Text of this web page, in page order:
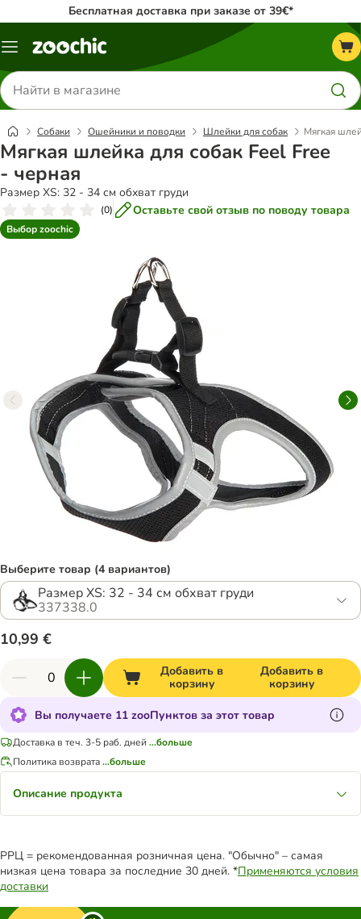
Бесплатная доставка при заказе от 39€*
Каталог
Поиск
товаров
Собаки Ошейники и поводки Шлейки для собак Мягкая
Мягкая шлейка для собак Feel Free
- черная
Размер XS: 32 - 34 см обхват груди
(0) Оставьте свой отзыв по поводу товара
Выбор zoochic
Выберите товар (4 вариантов)
Размер XS: 32 - 34 см обхват груди
337338.0
10,99 €
Добавить в
корзину
Добавить в
корзину
Вы получаете 11 zooПунктов за этот товар
Доставка в теч. 3-5 раб. дней ...больше
Политика возврата...больше
Описание продукта
РРЦ = рекомендованная розничная цена. "Обычно" – самая
низкая цена товара за последние 30 дней. *Применяются условия
доставки